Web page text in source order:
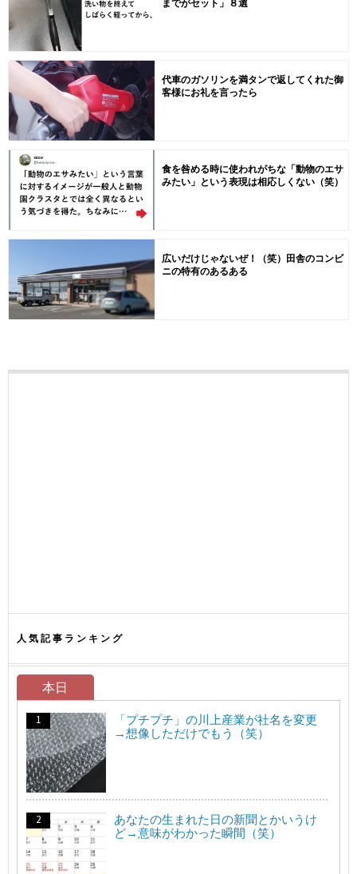
までがセット」８選
代車のガソリンを満タンで返してくれた御
客様にお礼を言ったら
食を咎める時に使われがちな「動物のエサ
みたい」という表現は相応しくない（笑）
広いだけじゃないぜ！（笑）田舎のコンビ
ニの特有のあるある
人気記事ランキング
本日
「プチプチ」の川上産業が社名を変更
→想像しただけでもう（笑）
あなたの生まれた日の新聞とかいうけ
ど→意味がわかった瞬間（笑）